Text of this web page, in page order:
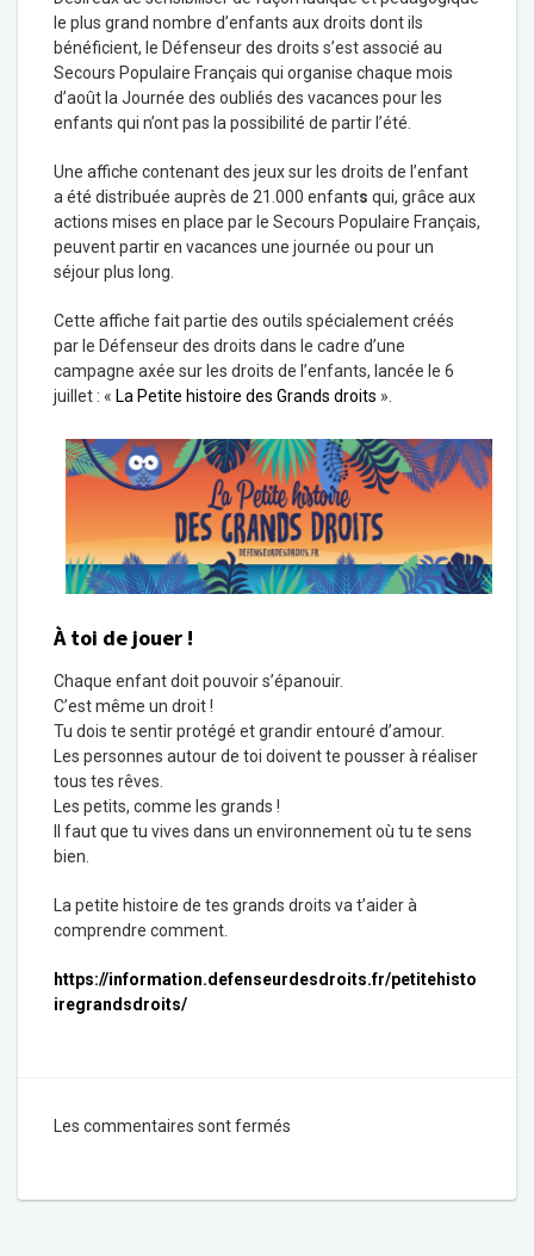
le plus grand nombre d’enfants aux droits dont ils
bénéficient, le Défenseur des droits s’est associé au
Secours Populaire Français qui organise chaque mois
d’août la Journée des oubliés des vacances pour les
enfants qui n’ont pas la possibilité de partir l’été.
Une affiche contenant des jeux sur les droits de l’enfant
a été distribuée auprès de 21.000 enfants qui, grâce aux
actions mises en place par le Secours Populaire Français,
peuvent partir en vacances une journée ou pour un
séjour plus long.
Cette affiche fait partie des outils spécialement créés
par le Défenseur des droits dans le cadre d’une
campagne axée sur les droits de l’enfants, lancée le 6
juillet : « La Petite histoire des Grands droits ».
À toi de jouer !
Chaque enfant doit pouvoir s’épanouir.
C’est même un droit !
Tu dois te sentir protégé et grandir entouré d’amour.
Les personnes autour de toi doivent te pousser à réaliser
tous tes rêves.
Les petits, comme les grands !
Il faut que tu vives dans un environnement où tu te sens
bien.
La petite histoire de tes grands droits va t’aider à
comprendre comment.
https://information.defenseurdesdroits.fr/petitehisto
iregrandsdroits/
Les commentaires sont fermés